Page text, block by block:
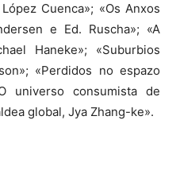
Cuenca»; «Os Anxos
e Ed. Ruscha»; «A
Haneke»; «Suburbios
«Perdidos no espazo
universo consumista de
global, Jya Zhang-ke».